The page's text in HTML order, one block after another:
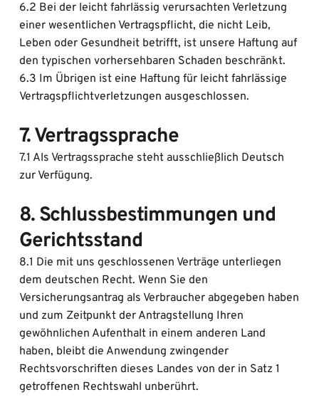
6.2 Bei der leicht fahrlässig verursachten Verletzung
einer wesentlichen Vertragspflicht, die nicht Leib,
Leben oder Gesundheit betrifft, ist unsere Haftung auf
den typischen vorhersehbaren Schaden beschränkt.
6.3 Im Übrigen ist eine Haftung für leicht fahrlässige
Vertragspflichtverletzungen ausgeschlossen.
7. Vertragssprache
7.1 Als Vertragssprache steht ausschließlich Deutsch
zur Verfügung.
8. Schlussbestimmungen und
Gerichtsstand
8.1 Die mit uns geschlossenen Verträge unterliegen
dem deutschen Recht. Wenn Sie den
Versicherungsantrag als Verbraucher abgegeben haben
und zum Zeitpunkt der Antragstellung Ihren
gewöhnlichen Aufenthalt in einem anderen Land
haben, bleibt die Anwendung zwingender
Rechtsvorschriften dieses Landes von der in Satz 1
getroffenen Rechtswahl unberührt.